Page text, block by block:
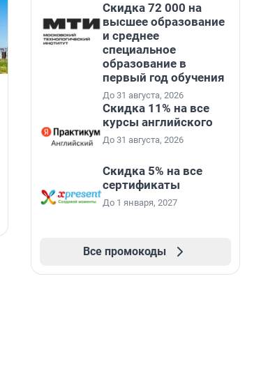
«Лучший проект КРТ»
Ленобласти — микрорайон
«Город Звёзд»
Победителем профессионального конкурса
развития территорий» стал жилой микрорайон
Скидка 72 000 на
высшее образование
и среднее
специальное
образование в
первый год обучения
До 31 августа, 2026
Скидка 11% на все
курсы английского
До 31 августа, 2026
Скидка 5% на все
сертификаты
До 1 января, 2027
Все промокоды